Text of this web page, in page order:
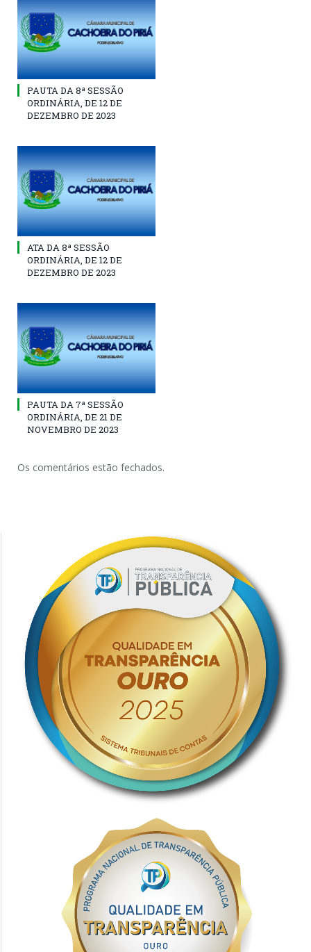
PAUTA DA 8ª SESSÃO
ORDINÁRIA, DE 12 DE
DEZEMBRO DE 2023
ATA DA 8ª SESSÃO
ORDINÁRIA, DE 12 DE
DEZEMBRO DE 2023
PAUTA DA 7ª SESSÃO
ORDINÁRIA, DE 21 DE
NOVEMBRO DE 2023
Os comentários estão fechados.